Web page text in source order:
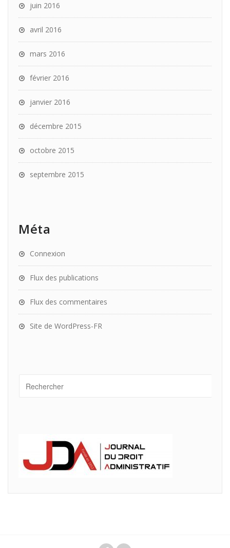
juin 2016
avril 2016
mars 2016
février 2016
janvier 2016
décembre 2015
octobre 2015
septembre 2015
Méta
Connexion
Flux des publications
Flux des commentaires
Site de WordPress-FR